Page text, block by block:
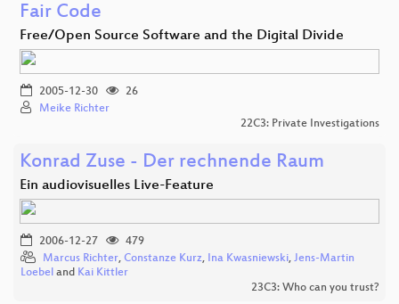
Fair Code
Free/Open Source Software and the Digital Divide
2005-12-30
26
Meike Richter
22C3: Private Investigations
Konrad Zuse - Der rechnende Raum
Ein audiovisuelles Live-Feature
2006-12-27
479
Marcus Richter, Constanze Kurz, Ina Kwasniewski, Jens-Martin
Loebel and Kai Kittler
23C3: Who can you trust?